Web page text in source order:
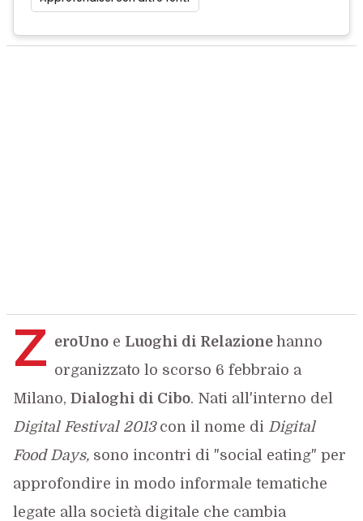
Z eroUnoe Luoghi di Relazione hanno
organizzato lo scorso 6 febbraio a
Milano, Dialoghi di Cibo. Nati all'interno del
Digital Festival 2013con il nome di Digital
Food Days,sono incontri di "social eating" per
approfondire in modo informale tematiche
legate alla società digitale che cambia